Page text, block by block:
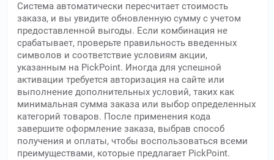
Система автоматически пересчитает стоимость
заказа, и вы увидите обновленную сумму с учетом
предоставленной выгоды. Если комбинация не
срабатывает, проверьте правильность введенных
символов и соответствие условиям акции,
указанным на PickPoint. Иногда для успешной
активации требуется авторизация на сайте или
выполнение дополнительных условий, таких как
минимальная сумма заказа или выбор определенных
категорий товаров. После применения кода
завершите оформление заказа, выбрав способ
получения и оплаты, чтобы воспользоваться всеми
преимуществами, которые предлагает PickPoint.